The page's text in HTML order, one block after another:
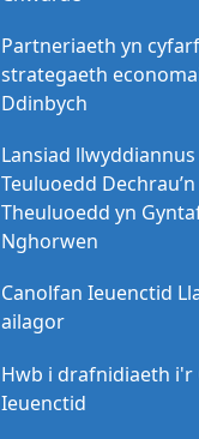
Partneriaeth yn
strategaeth
Ddinbych
Lansiad
Teuluoedd
Theuluoedd yn
Nghorwen
Canolfan Ieuenctid
ailagor
Hwb i drafnidiaeth i'r
Ieuenctid